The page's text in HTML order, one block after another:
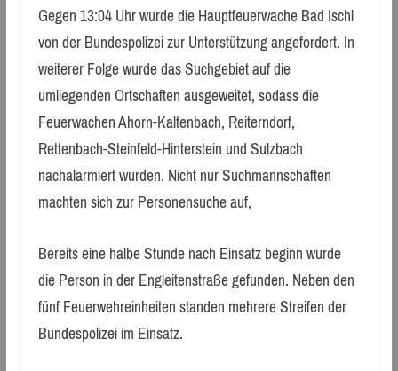
Gegen 13:04 Uhr wurde die Hauptfeuerwache Bad Ischl
von der Bundespolizei zur Unterstützung angefordert. In
weiterer Folge wurde das Suchgebiet auf die
umliegenden Ortschaften ausgeweitet, sodass die
Feuerwachen Ahorn-Kaltenbach, Reiterndorf,
Rettenbach-Steinfeld-Hinterstein und Sulzbach
nachalarmiert wurden. Nicht nur Suchmannschaften
machten sich zur Personensuche auf,
Bereits eine halbe Stunde nach Einsatz beginn wurde
die Person in der Engleitenstraße gefunden. Neben den
fünf Feuerwehreinheiten standen mehrere Streifen der
Bundespolizei im Einsatz.